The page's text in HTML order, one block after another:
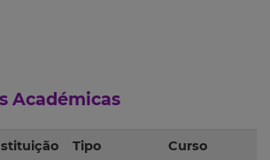
Académicas
Tipo Curso